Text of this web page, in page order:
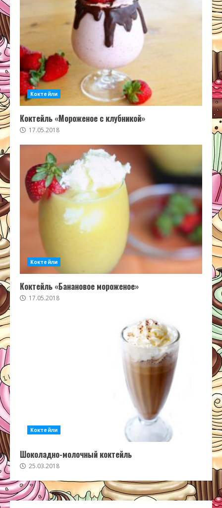
Коктейли
Коктейль «Мороженое с клубникой»
17.05.2018
Коктейли
Коктейль «Банановое мороженое»
17.05.2018
Коктейли
Шоколадно-молочный коктейль
25.03.2018